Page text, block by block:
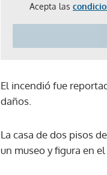
Acepta las
El incendió fue
daños.
La casa de dos pisos
un museo y figura en